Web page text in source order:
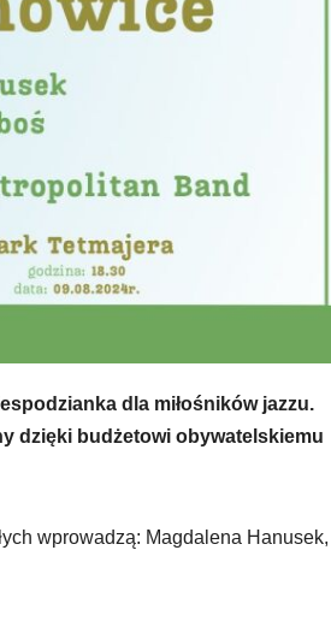
dla miłośników jazzu.
dzięki budżetowi obywatelskiemu
wprowadzą: Magdalena Hanusek,